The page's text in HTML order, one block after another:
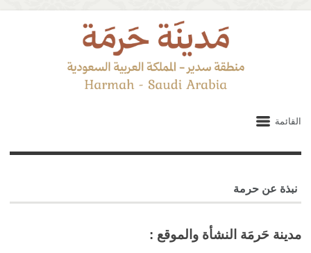
القائمة
نبذة عن حرمة
مدينة حَرمَة النشأة والموقع :